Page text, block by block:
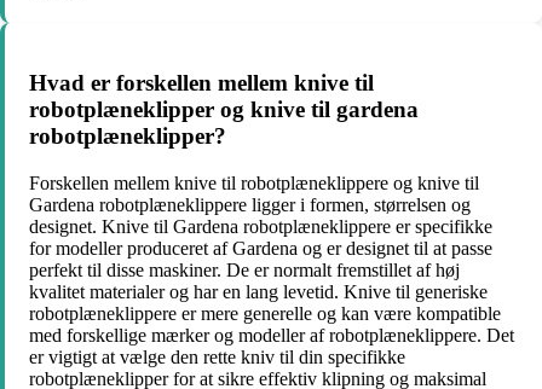
Hvad er forskellen mellem knive til
robotplæneklipper og knive til gardena
robotplæneklipper?
Forskellen mellem knive til robotplæneklippere og knive til
Gardena robotplæneklippere ligger i formen, størrelsen og
designet. Knive til Gardena robotplæneklippere er specifikke
for modeller produceret af Gardena og er designet til at passe
perfekt til disse maskiner. De er normalt fremstillet af høj
kvalitet materialer og har en lang levetid. Knive til generiske
robotplæneklippere er mere generelle og kan være kompatible
med forskellige mærker og modeller af robotplæneklippere. Det
er vigtigt at vælge den rette kniv til din specifikke
robotplæneklipper for at sikre effektiv klipning og maksimal